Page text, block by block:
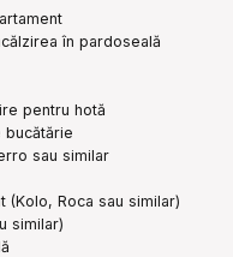
în pardoseală
pentru hotă
bucătărie
sau similar
(Kolo, Roca sau similar)
similar)